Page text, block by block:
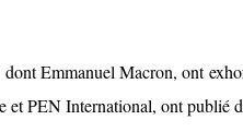
Emmanuel Macron, ont
PEN International, ont publié